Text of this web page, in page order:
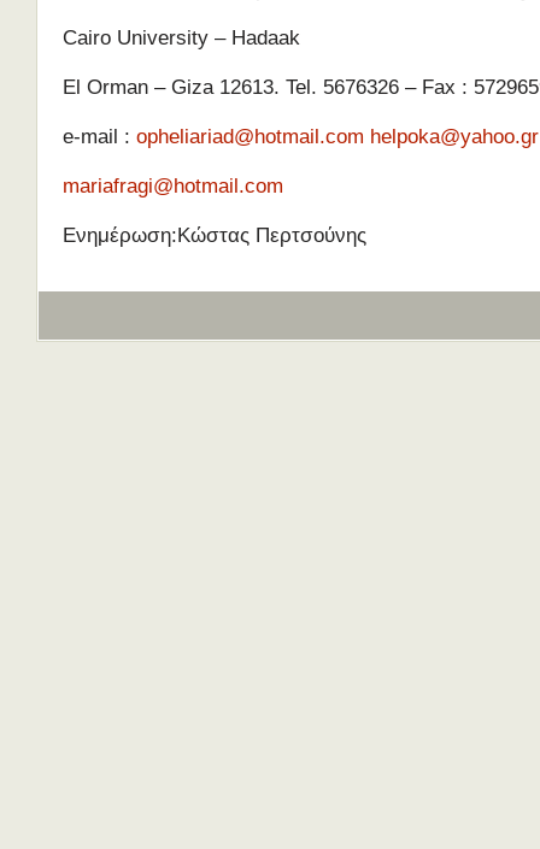
Cairo University – Hadaak
El Orman – Giza 12613. Tel. 5676326 – Fax :
e-mail : opheliariad@hotmail.com helpoka@yahoo.gr
mariafragi@hotmail.com
Ενημέρωση:Κώστας Περτσούνης